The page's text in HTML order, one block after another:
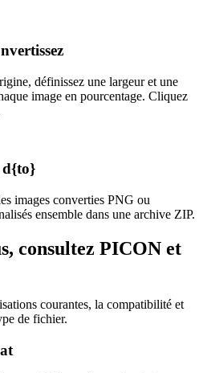
définissez une largeur et une
image en pourcentage. Cliquez
d{to}
images converties PNG ou
ensemble dans une archive ZIP.
consultez PICON et
courantes, la compatibilité et
de fichier.